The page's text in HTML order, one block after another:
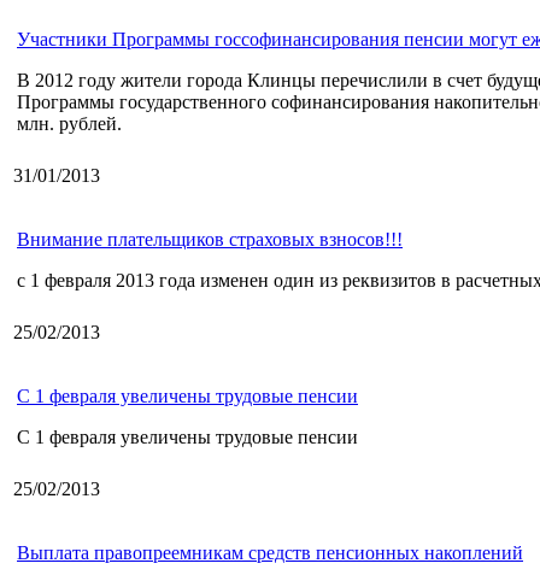
Участники Программы госсофинансирования пенсии могут
В 2012 году жители города Клинцы перечислили в счет
Программы государственного софинансирования
млн. рублей.
31/01/2013
Внимание плательщиков страховых взносов!!!
с 1 февраля 2013 года изменен один из реквизитов в
25/02/2013
С 1 февраля увеличены трудовые пенсии
С 1 февраля увеличены трудовые пенсии
25/02/2013
Выплата правопреемникам средств пенсионных накоплений